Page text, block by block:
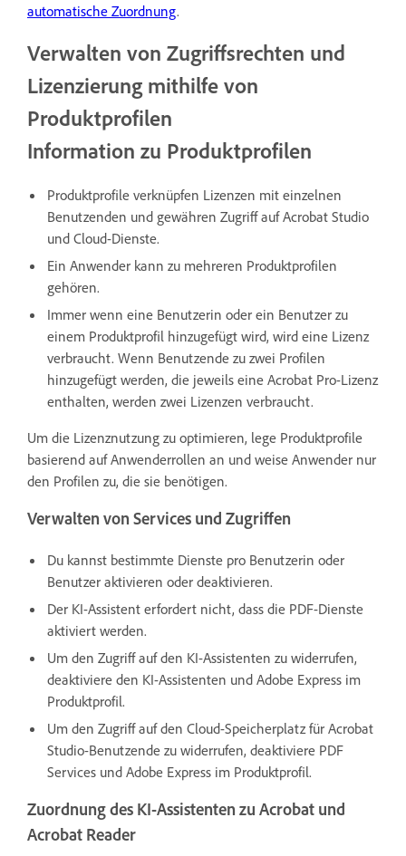
automatische Zuordnung.
Verwalten von Zugriffsrechten und
Lizenzierung mithilfe von
Produktprofilen
Information zu Produktprofilen
Produktprofile verknüpfen Lizenzen mit einzelnen
Benutzenden und gewähren Zugriff auf Acrobat Studio
und Cloud-Dienste.
Ein Anwender kann zu mehreren Produktprofilen
gehören.
Immer wenn eine Benutzerin oder ein Benutzer zu
einem Produktprofil hinzugefügt wird, wird eine Lizenz
verbraucht. Wenn Benutzende zu zwei Profilen
hinzugefügt werden, die jeweils eine Acrobat Pro-Lizenz
enthalten, werden zwei Lizenzen verbraucht.
Um die Lizenznutzung zu optimieren, lege Produktprofile
basierend auf Anwenderrollen an und weise Anwender nur
den Profilen zu, die sie benötigen.
Verwalten von Services und Zugriffen
Du kannst bestimmte Dienste pro Benutzerin oder
Benutzer aktivieren oder deaktivieren.
Der KI-Assistent erfordert nicht, dass die PDF-Dienste
aktiviert werden.
Um den Zugriff auf den KI-Assistenten zu widerrufen,
deaktiviere den KI-Assistenten und Adobe Express im
Produktprofil.
Um den Zugriff auf den Cloud-Speicherplatz für Acrobat
Studio-Benutzende zu widerrufen, deaktiviere PDF
Services und Adobe Express im Produktprofil.
Zuordnung des KI-Assistenten zu Acrobat und
Acrobat Reader